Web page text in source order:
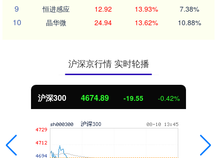
9 恒进感应 12.92 13.93% 7.38%
10 晶华微 24.94 13.62% 10.88%
沪深京行情 实时轮播
沪深300 4674.89 -19.55 -0.42%